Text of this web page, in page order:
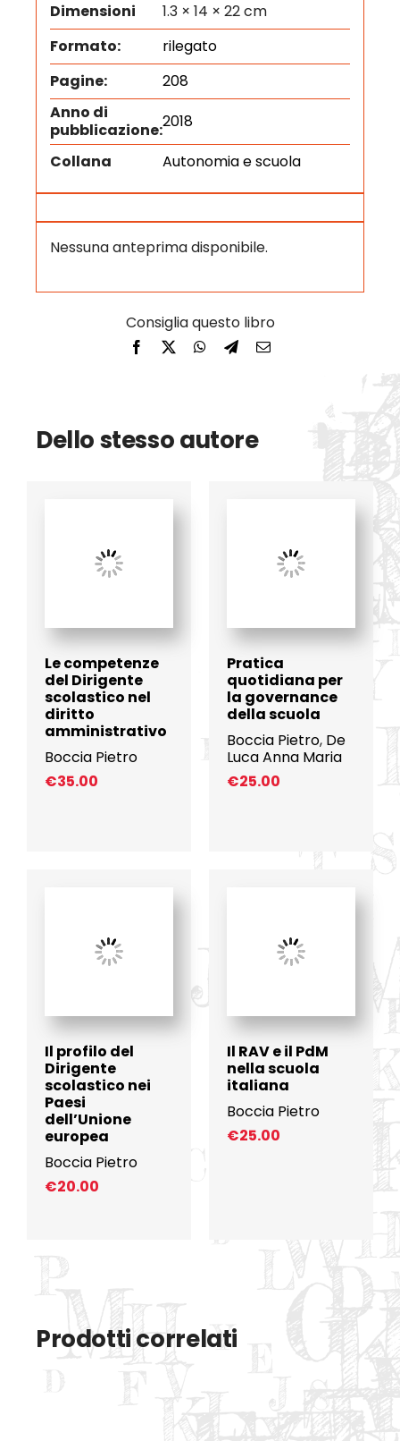
Dimensioni
1.3 × 14 × 22 cm
Formato:
rilegato
Pagine:
208
Anno di
pubblicazione:2018
Collana
Autonomia e scuola
Nessuna anteprima disponibile.
Dello stesso autore
Le competenze
del Dirigente
scolastico nel
diritto
amministrativo
Boccia Pietro
€35.00
Pratica
quotidiana per
la governance
della scuola
Boccia Pietro, De
Luca Anna Maria
€25.00
Il profilo del
Dirigente
scolastico nei
Paesi
dell’Unione
europea
Boccia Pietro
€20.00
Il RAV e il PdM
nella scuola
italiana
Boccia Pietro
€25.00
Prodotti correlati